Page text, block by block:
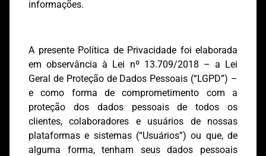
informações.
A presente Política de Privacidade foi elaborada
em observância à Lei nº 13.709/2018 – a Lei
Geral de Proteção de Dados Pessoais (“LGPD”) –
e como forma de comprometimento com a
proteção dos dados pessoais de todos os
clientes, colaboradores e usuários de nossas
plataformas e sistemas (“Usuários”) ou que, de
alguma forma, tenham seus dados pessoais